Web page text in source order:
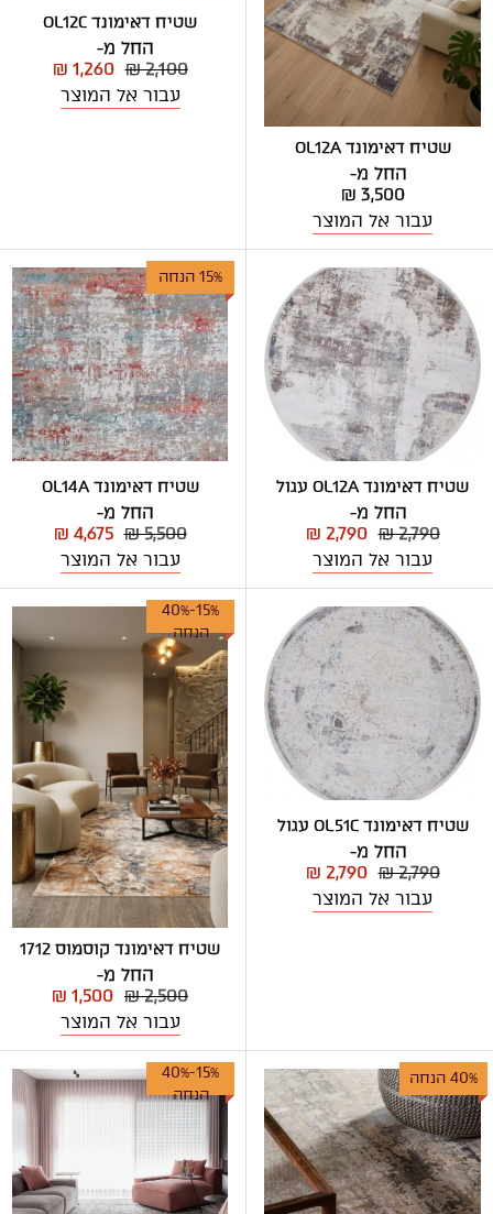
שטיח דאימונד OL12A
החל מ-
₪ 3,500
עבור אל המוצר
שטיח דאימונד OL12C
החל מ-
₪ 2,100
₪ 1,260
עבור אל המוצר
שטיח דאימונד OL12A עגול
החל מ-
₪ 2,790
₪ 2,790
עבור אל המוצר
15% הנחה
שטיח דאימונד OL14A
החל מ-
₪ 5,500
₪ 4,675
עבור אל המוצר
שטיח דאימונד OL51C עגול
החל מ-
₪ 2,790
₪ 2,790
עבור אל המוצר
15%-40%
הנחה
שטיח דאימונד קוסמוס 1712
החל מ-
₪ 2,500
₪ 1,500
עבור אל המוצר
40% הנחה
15%-40%
הנחה